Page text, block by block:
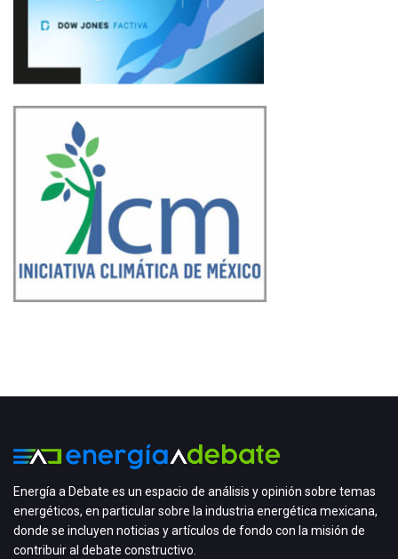
Energía a Debate es un espacio de análisis y opinión sobre temas
energéticos, en particular sobre la industria energética mexicana,
donde se incluyen noticias y artículos de fondo con la misión de
contribuir al debate constructivo.